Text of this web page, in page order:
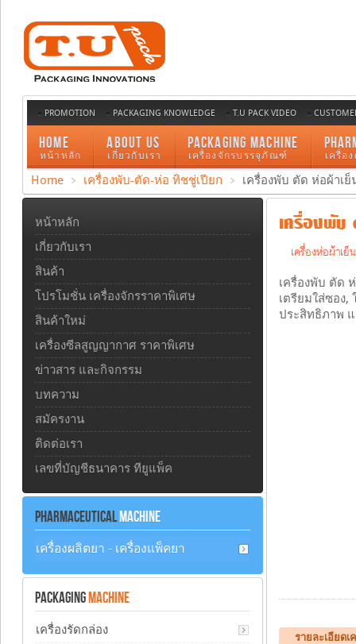
PROMOTION PACKAGING KNOWLEDGE T.U PACK VIDEO
HOME
หน้าหลัก
ABOUT US
เกี่ยวกับเรา
PACKAGING MACHINE
เครื่องจักรบรรจุภัณฑ์ เครื่อ
Home เครื่องพับ-ตัด-ห่อ ทิชชู่เปียก เครื่องพับ ตัด ห่อผ้าเ
เครื่องพับ
เครื่องห่อผ้าเ
เครื่องพับ ตัด
เตรียมใส่ซอง
ประสิทธิภาพ
รายละเอียด
หน้าหลัก
เกี่ยวกับเรา
สินค้า
โปรโมชั่น เครื่องจักรราคาพิเศษ
สินค้าใหม่
เครื่องซีลสูญญากาศ ราคาพิเศษ
ข่าวสาร และกิจกรรม
บทความ
สมัครงาน
ติดต่อเรา
เลขที่บัญชีธนาคาร ทียูแพ็ค
PHARMACEUTICALMACHINE
เครื่องผลิตยา - เครื่องแพ็คยา
PACKAGING MACHINE
เครื่องรัดกล่อง